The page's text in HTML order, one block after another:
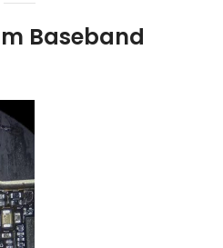
Baseband